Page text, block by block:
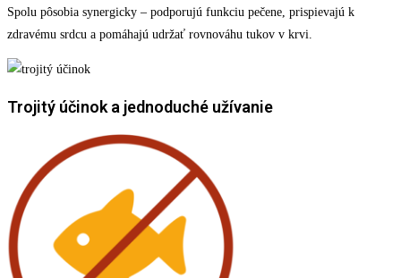
Spolu pôsobia synergicky – podporujú funkciu pečene, prispievajú k
zdravému srdcu a pomáhajú udržať rovnováhu tukov v krvi.
Trojitý účinok a jednoduché užívanie